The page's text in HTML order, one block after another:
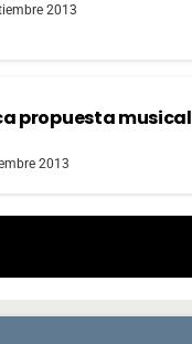
2013
propuesta
2013